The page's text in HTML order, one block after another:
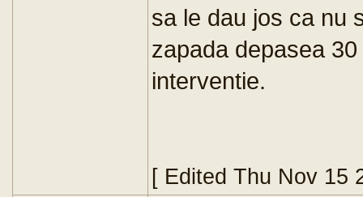
sa le dau jos ca nu
zapada depasea
interventie.
[ Edited Thu Nov 15